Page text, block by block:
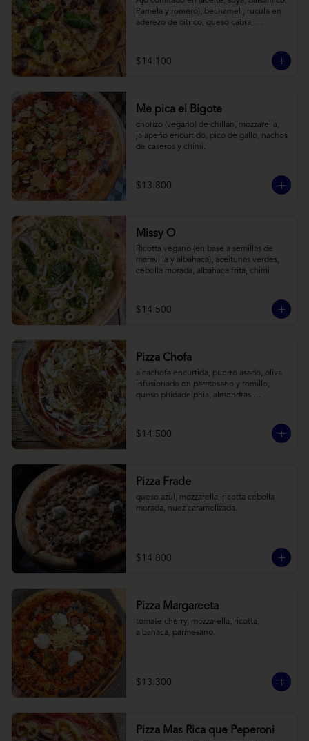
Pamela y romero), bechamel , rucula en
aderezo de cítrico, queso cabra,
$14.100
Me pica el Bigote
chorizo (vegano) de chillan, mozzarella,
jalapeño encurtido, pico de gallo, nachos
de caseros y chimi.
$13.800
Missy O
Ricotta vegano (en base a semillas de
maravilla y albahaca), aceitunas verdes,
cebolla morada, albahaca frita, chimi
$14.500
Pizza Chofa
alcachofa encurtida, puerro asado, oliva
infusionado en parmesano y tomillo,
queso phidadelphia, almendras
$14.500
Pizza Frade
queso azul, mozzarella, ricotta cebolla
morada, nuez caramelizada.
$14.800
Pizza Margareeta
tomate cherry, mozzarella, ricotta,
albahaca, parmesano.
$13.300
Pizza Mas Rica que Peperoni